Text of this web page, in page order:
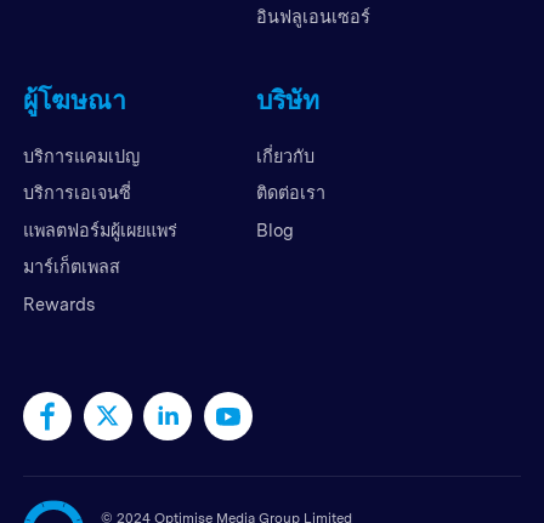
อินฟลูเอนเซอร์
ผู้โฆษณา
บริการแคมเปญ
บริการเอเจนซี่
แพลตฟอร์มผู้เผยแพร่
มาร์เก็ตเพลส
Rewards
บริษัท
เกี่ยวกับ
ติดต่อเรา
Blog
© 2024 Optimise Media Group Limited